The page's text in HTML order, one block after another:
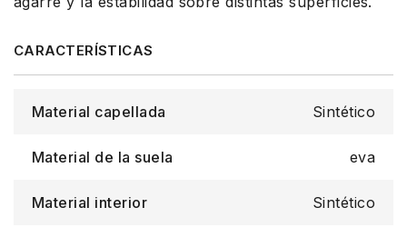
Material capellada Sintético
Material de la suela eva
Material interior Sintético